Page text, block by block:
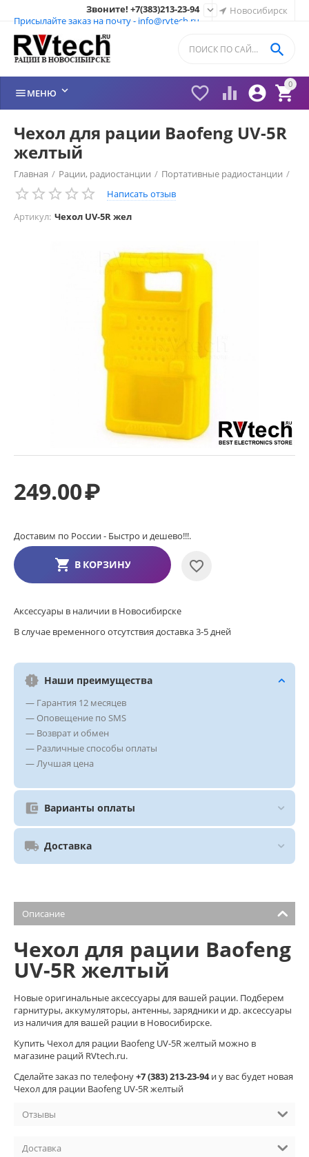
Новосибирск
Звоните! +7(383)213-23-94
Присылайте заказ на почту - info@rvtech.ru

0


 

МЕНЮ 
Чехол для рации Baofeng UV-5R
желтый
Главная / Рации, радиостанции / Портативные радиостанции /
Рации Baofeng Китай
/ Чехлы Baofeng
Написать отзыв
Артикул: Чехол UV-5R жел
249.00₽
Доставим по России - Быстро и дешево!!!.
В КОРЗИНУ
Аксессуары в наличии в Новосибирске
В случае временного отсутствия доставка 3-5 дней
Наши преимущества
— Гарантия 12 месяцев
— Оповещение по SMS
— Возврат и обмен
— Различные способы оплаты
— Лучшая цена
Варианты оплаты
Доставка
Описание
Чехол для рации Baofeng
UV-5R желтый
Новые оригинальные аксессуары для вашей рации. Подберем
гарнитуры, аккумуляторы, антенны, зарядники и др. аксессуары
из наличия для вашей рации в Новосибирске.
Купить Чехол для рации Baofeng UV-5R желтый можно в
магазине раций RVtech.ru.
Cделайте заказ по телефону+7 (383) 213-23-94и у вас будет новая
Чехол для рации Baofeng UV-5R желтый
Отзывы
Доставка